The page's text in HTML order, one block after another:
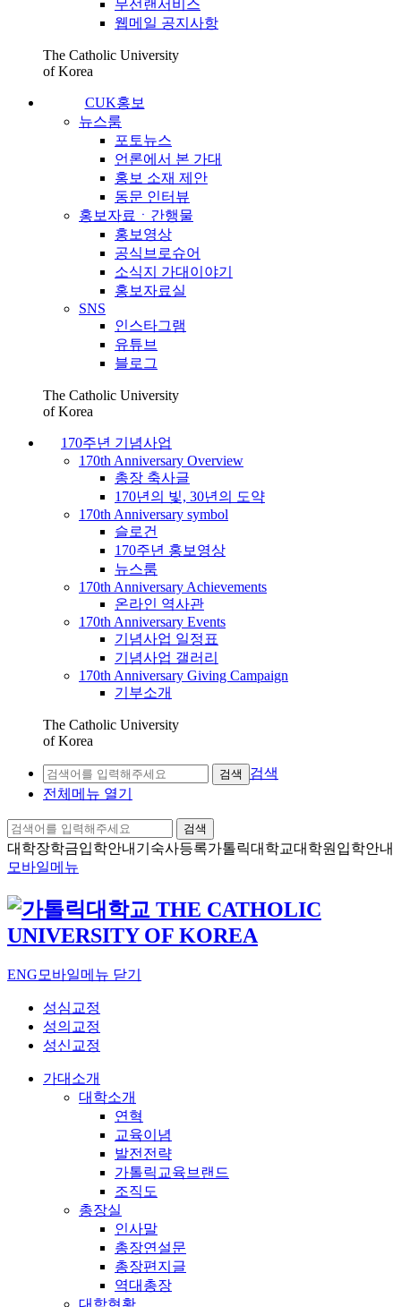
무선랜서비스
웹메일 공지사항
The Catholic University
of Korea
CUK홍보
뉴스룸
포토뉴스
언론에서 본 가대
홍보 소재 제안
동문 인터뷰
홍보자료ㆍ간행물
홍보영상
공식브로슈어
소식지 가대이야기
홍보자료실
SNS
인스타그램
유튜브
블로그
The Catholic University
of Korea
170주년 기념사업
170th Anniversary Overview
총장 축사글
170년의 빛, 30년의 도약
170th Anniversary symbol
슬로건
170주년 홍보영상
뉴스룸
170th Anniversary Achievements
온라인 역사관
170th Anniversary Events
기념사업 일정표
기념사업 갤러리
170th Anniversary Giving Campaign
기부소개
The Catholic University
of Korea
검색
검색
전체메뉴 열기
검색
대학장학금입학안내 기숙사등록가톨릭대학교대학원입학안내
모바일메뉴
ENG 모바일메뉴 닫기
성심교정
성의교정
성신교정
가대소개
대학소개
연혁
교육이념
발전전략
가톨릭교육브랜드
조직도
총장실
인사말
총장연설문
총장편지글
역대총장
대학현황